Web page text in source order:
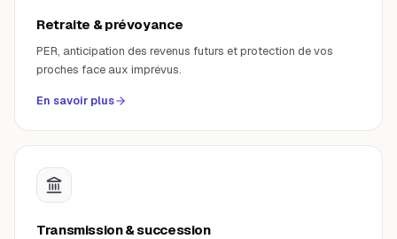
Retraite & prévoyance
PER, anticipation des revenus futurs et protection de vos
proches face aux imprévus.
En savoir plus
Transmission & succession